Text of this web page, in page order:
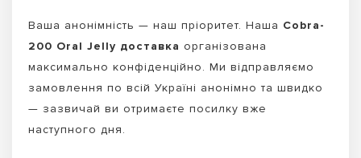
Ваша анонімність — наш пріоритет. Наша Cobra-
200 Oral Jelly доставка організована
максимально конфіденційно. Ми відправляємо
замовлення по всій Україні анонімно та швидко
— зазвичай ви отримаєте посилку вже
наступного дня.